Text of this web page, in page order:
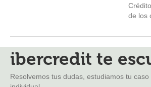
de los
ibercredit te
Resolvemos tus dudas, estudiamos tu caso